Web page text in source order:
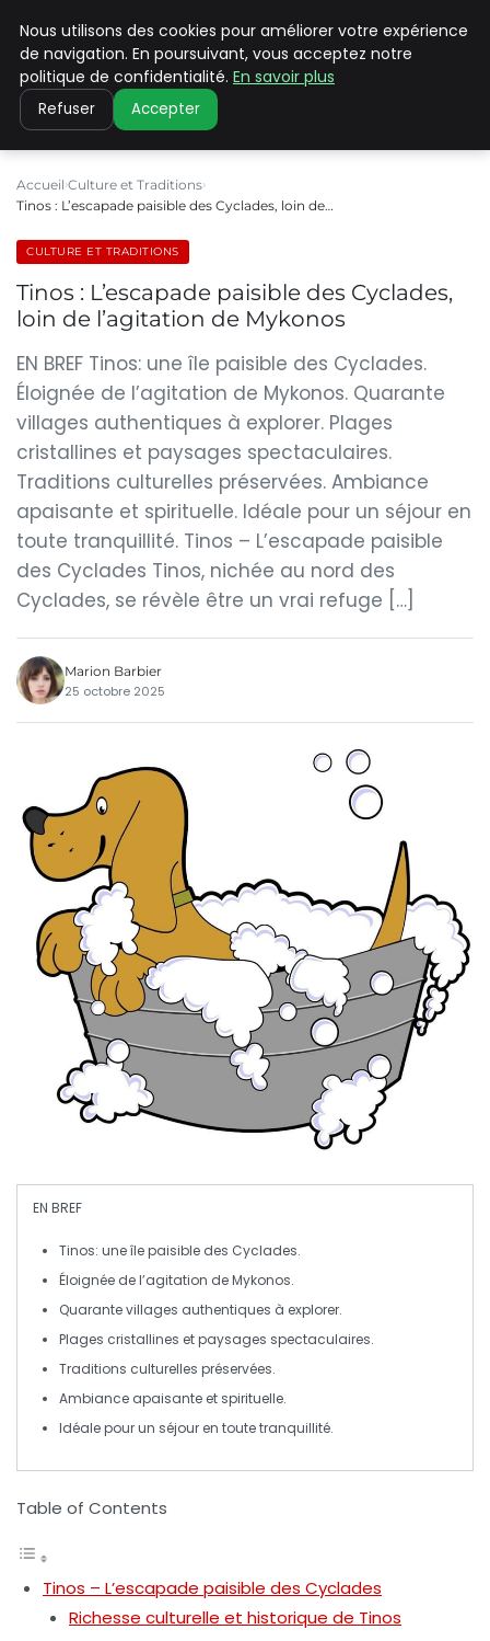
PILAT PATRIMOINES
Accueil Culture et Traditions
Tinos : L’escapade paisible des Cyclades, loin de…
CULTURE ET TRADITIONS
Tinos : L’escapade paisible des Cyclades,
loin de l’agitation de Mykonos
EN BREF Tinos: une île paisible des Cyclades.
Éloignée de l’agitation de Mykonos. Quarante
villages authentiques à explorer. Plages
cristallines et paysages spectaculaires.
Traditions culturelles préservées. Ambiance
apaisante et spirituelle. Idéale pour un séjour en
toute tranquillité. Tinos – L’escapade paisible
des Cyclades Tinos, nichée au nord des
Cyclades, se révèle être un vrai refuge […]
Marion Barbier
25 octobre 2025
EN BREF
Tinos: une île paisible des Cyclades.
Éloignée de l’agitation deMykonos.
Quarante villages authentiques à explorer.
Plages cristallines et paysages spectaculaires.
Traditions culturelles préservées.
Ambiance apaisante et spirituelle.
Idéale pour un séjour en toute tranquillité.
Table of Contents
Tinos – L’escapade paisible des Cyclades
Richesse culturelle et historique de Tinos
Nous utilisons des cookies pour améliorer votre expérience
de navigation. En poursuivant, vous acceptez notre
politique de confidentialité. En savoir plus
Refuser Accepter